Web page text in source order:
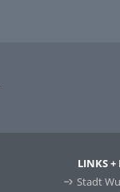
LINKS +
Stadt